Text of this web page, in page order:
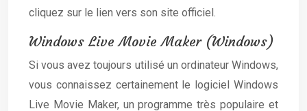
cliquez sur le lien vers son site officiel.
Windows Live Movie Maker (Windows)
Si vous avez toujours utilisé un ordinateur Windows,
vous connaissez certainement le logiciel Windows
Live Movie Maker, un programme très populaire et